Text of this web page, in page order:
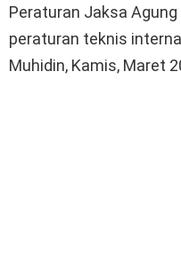
Peraturan Jaksa
peraturan teknis
Muhidin, Kamis, Maret